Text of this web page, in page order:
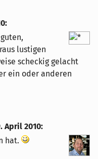
:
lustigen
scheckig gelacht
ein oder anderen
April 2010:
hat.